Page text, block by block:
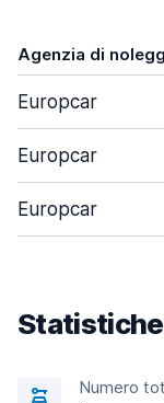
Agenzia di
Europcar
Europcar
Europcar
Numero